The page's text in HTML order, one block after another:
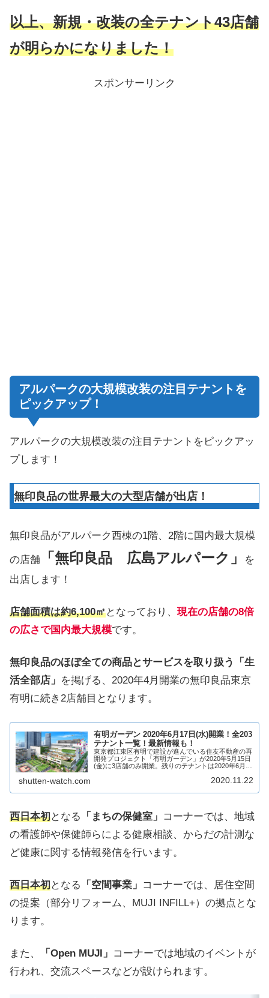
以上、新規・改装の全テナント43店舗
が明らかになりました！
スポンサーリンク
アルパークの大規模改装の注目テナントを
ピックアップ！
アルパークの大規模改装の注目テナントをピックアッ
プします！
無印良品の世界最大の大型店舗が出店！
無印良品がアルパーク西棟の1階、2階に国内最大規模
の店舗 「無印良品 広島アルパーク」
を
出店します！
店舗面積は約6,100㎡となっており、 現在の店舗の8倍
の広さで国内最大規模です。
無印良品のほぼ全ての商品とサービスを取り扱う「生
活全部店」 を掲げる、2020年4月開業の無印良品東京
有明に続き2店舗目となります。
有明ガーデン 2020年6月17日(水)開業！全203
テナント一覧！最新情報も！
東京都江東区有明で建設が進んでいる住友不動産の再
開発プロジェクト「有明ガーデン」が2020年5月15日
(金)に3店舗のみ開業。残りのテナントは2020年6月17
shutten-watch.com 2020.11.22
西日本初となる 「まちの保健室」 コーナーでは、地域
の看護師や保健師らによる健康相談、からだの計測な
ど健康に関する情報発信を行います。
西日本初となる 「空間事業」 コーナーでは、居住空間
の提案（部分リフォーム、MUJI INFILL+）の拠点とな
ります。
また、 「Open MUJI」 コーナーでは地域のイベントが
行われ、交流スペースなどが設けられます。